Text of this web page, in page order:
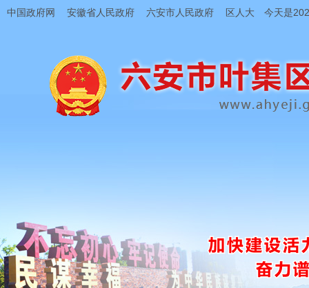
中国政府网 安徽省人民政府 六安市人民政府 区人大 今天是